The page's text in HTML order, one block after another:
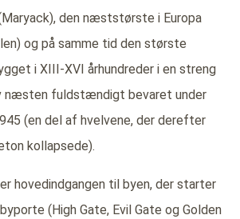
den næststørste i Europa
og på samme tid den største
i XIII-XVI århundreder i en streng
næsten fuldstændigt bevaret under
(en del af hvelvene, der derefter
kollapsede).
hovedindgangen til byen, der starter
(High Gate, Evil Gate og Golden